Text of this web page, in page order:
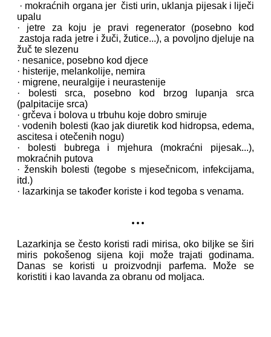
· mokraćnih organa jer čisti urin, uklanja pijesak i liječi
upalu
· jetre za koju je pravi regenerator (posebno kod
zastoja rada jetre i žuči, žutice...), a povoljno djeluje na
žuč te slezenu
· nesanice, posebno kod djece
· histerije, melankolije, nemira
· migrene, neuralgije i neurastenije
· bolesti srca, posebno kod brzog lupanja srca
(palpitacije srca)
· grčeva i bolova u trbuhu koje dobro smiruje
· vodenih bolesti (kao jak diuretik kod hidropsa, edema,
ascitesa i otečenih nogu)
· bolesti bubrega i mjehura (mokraćni pijesak...),
mokraćnih putova
· ženskih bolesti (tegobe s mjesečnicom, infekcijama,
itd.)
· lazarkinja se također koriste i kod tegoba s venama.
...
Lazarkinja se često koristi radi mirisa, oko biljke se širi
miris pokošenog sijena koji može trajati godinama.
Danas se koristi u proizvodnji parfema. Može se
koristiti i kao lavanda za obranu od moljaca.